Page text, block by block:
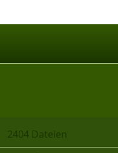
2404 Dateien